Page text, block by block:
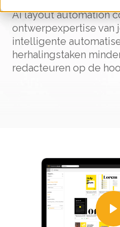
AI layout automation
ontwerpexpertise van
intelligente
herhalingstaken
redacteuren op de